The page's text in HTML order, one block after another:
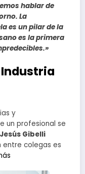
hablar de
La
es un pilar de la
es la primera
Industria
y
un profesional se
Gibelli
colegas es